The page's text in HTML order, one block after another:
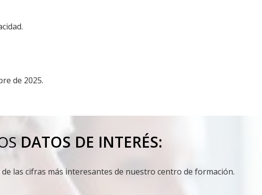
de 2025.
DATOS DE INTERÉS:
las cifras más interesantes de nuestro centro de formación.